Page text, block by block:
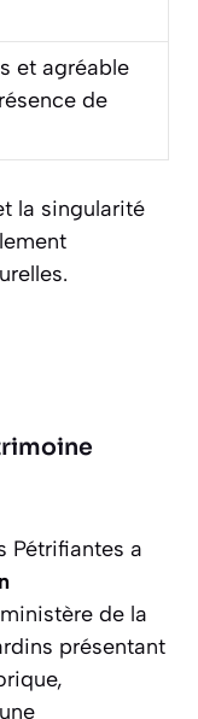
et agréable
de
la singularité
Pétrifiantes a
de la
présentant